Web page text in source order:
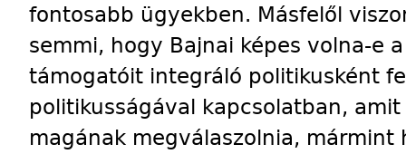
fontosabb ügyekben. Másfelől
semmi, hogy Bajnai képes volna-e
támogatóit integráló politikusként
politikusságával kapcsolatban,
magának megválaszolnia,